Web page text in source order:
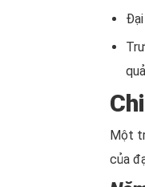
Một
của